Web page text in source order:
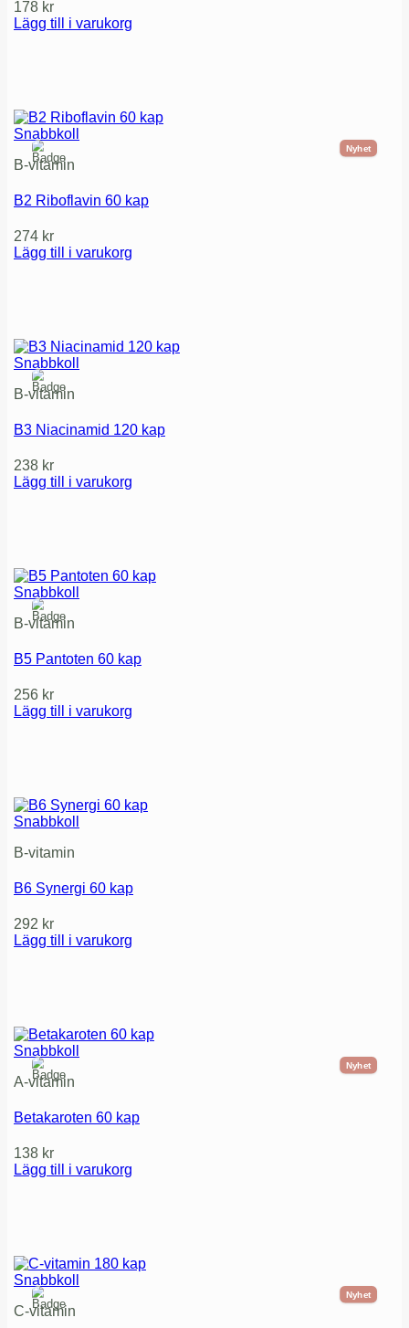
178 kr
Lägg till i varukorg
Nyhet
Snabbkoll
B-vitamin
B2 Riboflavin 60 kap
274 kr
Lägg till i varukorg
Snabbkoll
B-vitamin
B3 Niacinamid 120 kap
238 kr
Lägg till i varukorg
Snabbkoll
B-vitamin
B5 Pantoten 60 kap
256 kr
Lägg till i varukorg
Snabbkoll
B-vitamin
B6 Synergi 60 kap
292 kr
Lägg till i varukorg
Nyhet
Snabbkoll
A-vitamin
Betakaroten 60 kap
138 kr
Lägg till i varukorg
Nyhet
Snabbkoll
C-vitamin